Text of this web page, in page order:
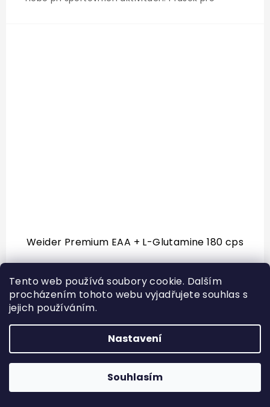
Tento web používá soubory cookie. Dalším
procházením tohoto webu vyjadřujete souhlas s
jejich používáním.
Nastavení
Souhlasím
Weider Premium EAA + L-Glutamine 180 cps
Skladem 619 Kč
Weider Premium EAA + L-Glutamine 180 cps,
esenciální aminokyseliny s l-glutaminem a
rostlinnými extrakty PREMIUM EAA + L-GLUTAMINE:
doplněk stravy. Polykací kapsle s esenciálními
aminokyselinami s L-glutaminem, L-alanyl-L-